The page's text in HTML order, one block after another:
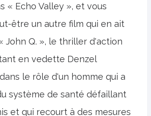
« Echo Valley », et vous
être un autre film qui en ait
John Q. », le thriller d'action
en vedette Denzel
le rôle d'un homme qui a
système de santé défaillant
et qui recourt à des mesures